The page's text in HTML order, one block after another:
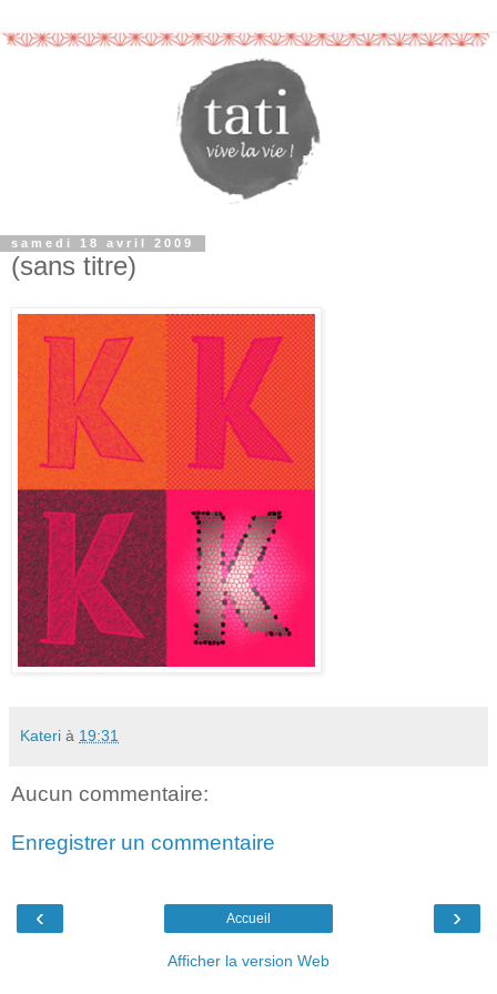
samedi 18 avril 2009
(sans titre)
Kateri à 19:31
Aucun commentaire:
Enregistrer un commentaire
‹ ›
Accueil
Afficher la version Web